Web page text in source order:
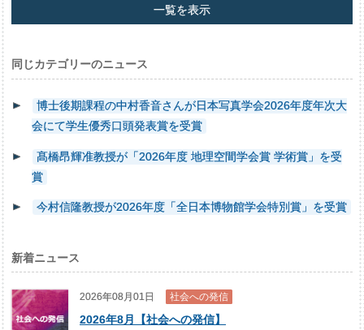
一覧を表示
同じカテゴリーのニュース
博士後期課程の中村香音さんが日本写真学会2026年度年次大
会にて学生優秀口頭発表賞を受賞
髙橋昂輝准教授が「2026年度 地理空間学会賞 学術賞」を受
賞
今村信隆教授が2026年度「全日本博物館学会特別賞」を受賞
新着ニュース
2026年08月01日 社会への発信
2026年8月【社会への発信】